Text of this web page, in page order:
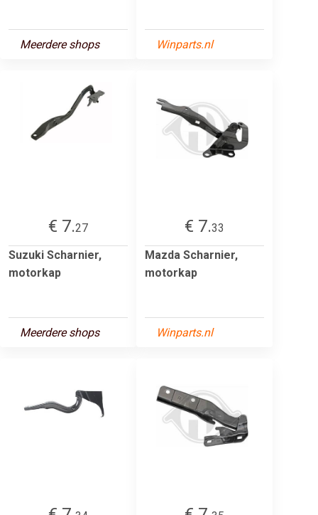
Meerdere shops Winparts.nl
€ 7.27
Suzuki Scharnier,
motorkap
Meerdere shops
€ 7.33
Mazda Scharnier,
motorkap
Winparts.nl